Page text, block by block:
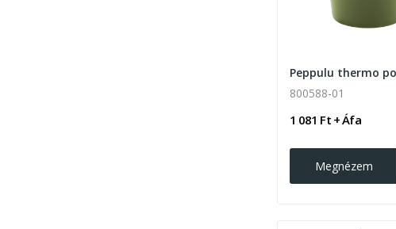
800588-01
1 081 Ft + Áfa
Megnézem